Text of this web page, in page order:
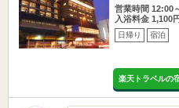
営業時間 12:00
入浴料金 1,100
日帰り 宿泊
楽天トラベルの